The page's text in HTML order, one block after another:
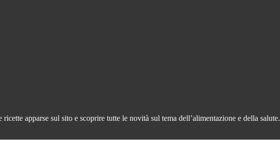
apparse sul sito e scoprire tutte le novità sul tema dell’alimentazione e della salute.